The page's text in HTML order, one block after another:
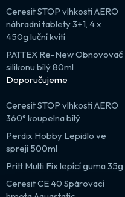
Ceresit STOP vlhkosti AERO
náhradní tablety 3+1, 4 x
450g luční kvítí
PATTEX Re-New Obnovovač
silikonu bílý 80ml
Doporučujeme
Ceresit STOP vlhkosti AERO
360° koupelna bílý
Perdix Hobby Lepidlo ve
spreji 500ml
Pritt Multi Fix lepící guma 35g
Ceresit CE 40 Spárovací